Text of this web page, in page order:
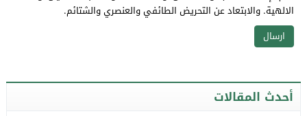
الالهية. والابتعاد عن التحريض الطائفي والعنصري والشتائم.
أحدث المقالات